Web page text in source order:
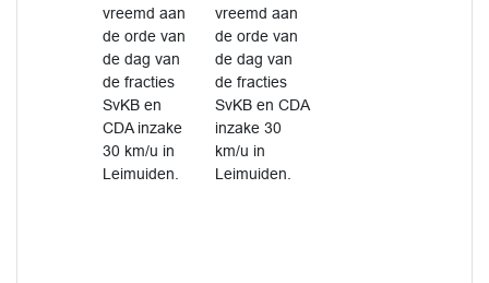
vreemd aan
de orde van
de dag van
de fracties
SvKB en
CDA inzake
30 km/u in
Leimuiden.
vreemd aan
de orde van
de dag van
de fracties
SvKB en CDA
inzake 30
km/u in
Leimuiden.